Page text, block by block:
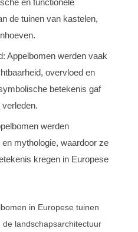
de tuinen van kastelen,
Appelbomen werden vaak
overvloed en
betekenis gaf
verleden.
werden
mythologie, waardoor ze
kregen in Europese
in Europese tuinen
landschapsarchitectuur